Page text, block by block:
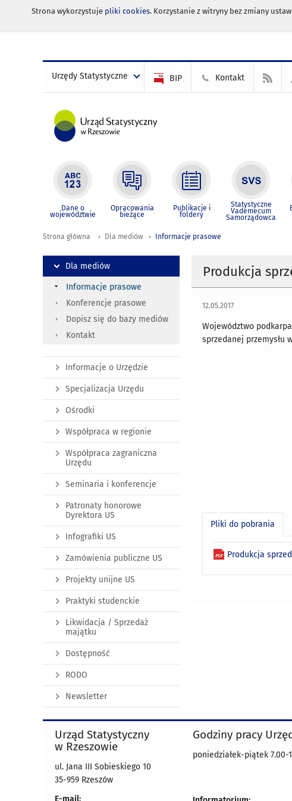
Strona wykorzystuje pliki cookies. Korzystanie z witryny bez zmiany
Urzędy Statystyczne BIP Kontakt
Dane o
województwie
Opracowania
bieżące
Publikacje i
foldery
Statystyczne
Vademecum
Samorządowca
Strona główna Dla mediów Informacje prasowe
Produkcja
12.05.2017
Województwo
sprzedanej przemysłu
Pliki do pobrania
Produkcja
Dla mediów
Informacje prasowe
Konferencje prasowe
Dopisz się do bazy mediów
Kontakt
Informacje o Urzędzie
Specjalizacja Urzędu
Ośrodki
Współpraca w regionie
Współpraca zagraniczna
Urzędu
Seminaria i konferencje
Patronaty honorowe
Dyrektora US
Infografiki US
Zamówienia publiczne US
Projekty unijne US
Praktyki studenckie
Likwidacja / Sprzedaż
majątku
Dostępność
RODO
Newsletter
Urząd Statystyczny
w Rzeszowie
ul. Jana III Sobieskiego 10
35-959 Rzeszów
E-mail:
Godziny pracy
poniedziałek-piątek 7.00-